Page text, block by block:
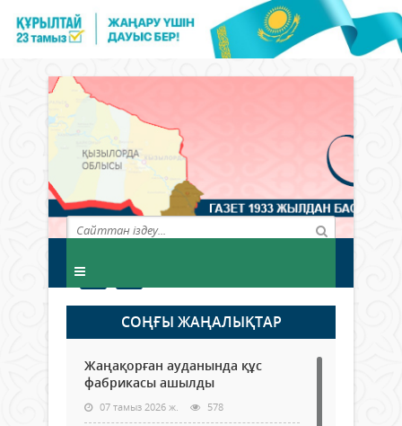
СОҢҒЫ ЖАҢАЛЫҚТАР
Жаңақорған ауданында құс
фабрикасы ашылды
07 тамыз 2026 ж. 578